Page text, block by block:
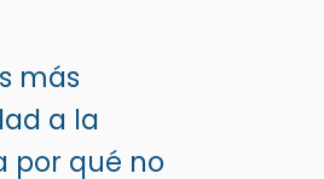
más
a la
por qué no